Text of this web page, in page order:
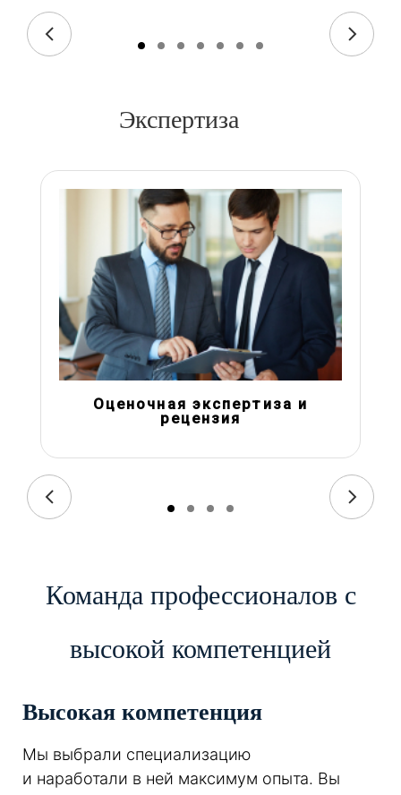
Экспертиза
Оценочная экспертиза и
рецензия
Команда профессионалов с
высокой компетенцией
Высокая компетенция
Мы выбрали специализацию
и наработали в ней максимум опыта. Вы